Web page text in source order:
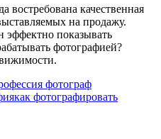
востребована качественная
на продажу.
эффектно показывать
фотографией?
фотограф
как фотографировать